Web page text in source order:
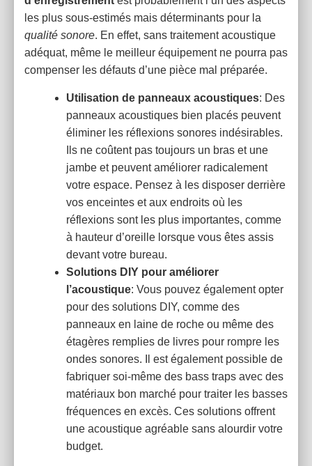
les plus sous-estimés mais déterminants pour la
qualité sonore. En effet, sans traitement acoustique
adéquat, même le meilleur équipement ne pourra pas
compenser les défauts d’une pièce mal préparée.
Utilisation de panneaux acoustiques: Des
panneaux acoustiques bien placés peuvent
éliminer les réflexions sonores indésirables.
Ils ne coûtent pas toujours un bras et une
jambe et peuvent améliorer radicalement
votre espace. Pensez à les disposer derrière
vos enceintes et aux endroits où les
réflexions sont les plus importantes, comme
à hauteur d’oreille lorsque vous êtes assis
devant votre bureau.
Solutions DIY pour améliorer
l’acoustique: Vous pouvez également opter
pour des solutions DIY, comme des
panneaux en laine de roche ou même des
étagères remplies de livres pour rompre les
ondes sonores. Il est également possible de
fabriquer soi-même des bass traps avec des
matériaux bon marché pour traiter les basses
fréquences en excès. Ces solutions offrent
une acoustique agréable sans alourdir votre
budget.